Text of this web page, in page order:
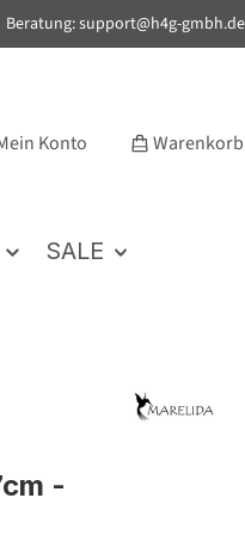
Beratung: support@h4g-gmbh.de
Konto Warenkorb
SALE
-